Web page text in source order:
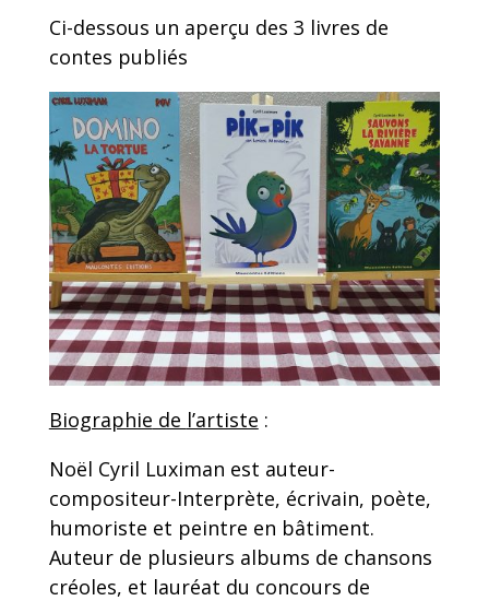
Ci-dessous un aperçu des 3 livres de
contes publiés
Biographie de l’artiste :
Noël Cyril Luximan est auteur-
compositeur-Interprète, écrivain, poète,
humoriste et peintre en bâtiment.
Auteur de plusieurs albums de chansons
créoles, et lauréat du concours de